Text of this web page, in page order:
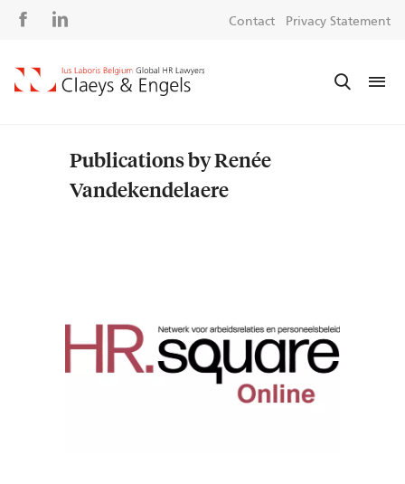
Social
Contact Privacy Statement
Publications by Renée
Vandekendelaere